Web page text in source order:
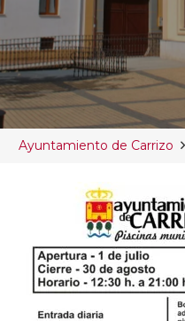
Ayuntamiento de Carrizo